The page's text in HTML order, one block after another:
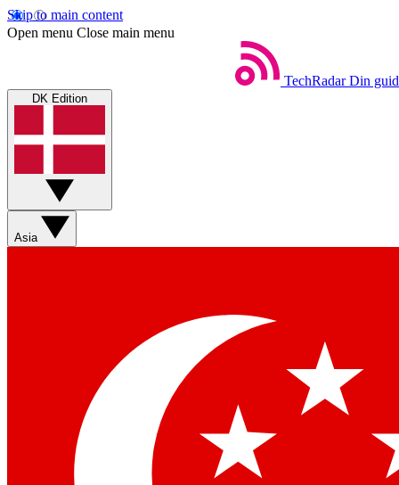
Skip to main content
Open menu Close main menu
TechRadar Din
DK Edition
Asia